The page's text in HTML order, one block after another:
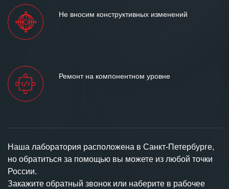
Не вносим конструктивных изменений
Ремонт на компонентном уровне
Наша лаборатория расположена в Санкт-Петербурге,
но обратиться за помощью вы можете из любой точки
России.
Закажите обратный звонок или наберите в рабочее